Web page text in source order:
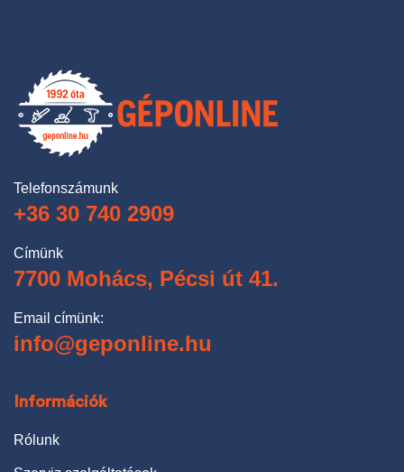
Telefonszámunk
+36 30 740 2909
Címünk
7700 Mohács, Pécsi út 41.
Email címünk:
info@geponline.hu
Információk
Rólunk